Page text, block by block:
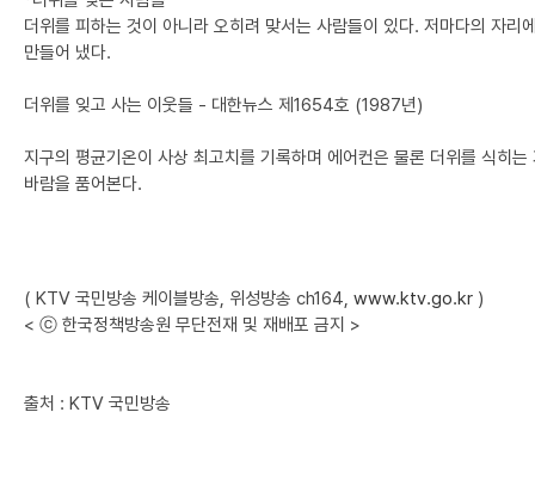
더위를 피하는 것이 아니라 오히려 맞서는 사람들이 있다. 저마다의 자
만들어 냈다.
더위를 잊고 사는 이웃들 - 대한뉴스 제1654호 (1987년)
지구의 평균기온이 사상 최고치를 기록하며 에어컨은 물론 더위를 식히
바람을 품어본다.
( KTV 국민방송 케이블방송, 위성방송 ch164, www.ktv.go.kr )
< ⓒ 한국정책방송원 무단전재 및 재배포 금지 >
출처 : KTV 국민방송